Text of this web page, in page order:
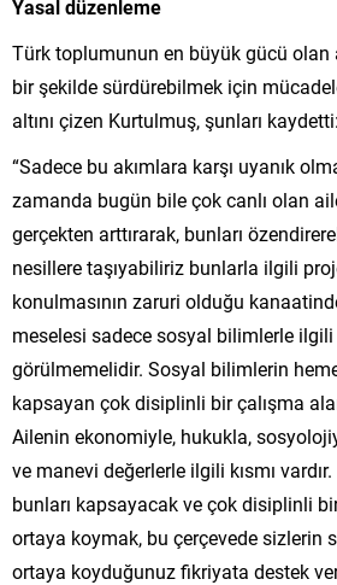
Yasal düzenleme
Türk toplumunun en büyük gücü olan
bir şekilde sürdürebilmek için
altını çizen Kurtulmuş, şunları kaydetti:
“Sadece bu akımlara karşı uyanık
zamanda bugün bile çok canlı olan
gerçekten arttırarak, bunları
nesillere taşıyabiliriz bunlarla ilgili
konulmasının zaruri olduğu
meselesi sadece sosyal bilimlerle
görülmemelidir. Sosyal bilimlerin
kapsayan çok disiplinli bir çalışma
Ailenin ekonomiyle, hukukla,
ve manevi değerlerle ilgili kısmı
bunları kapsayacak ve çok disiplinli
ortaya koymak, bu çerçevede sizlerin
ortaya koyduğunuz fikriyata destek